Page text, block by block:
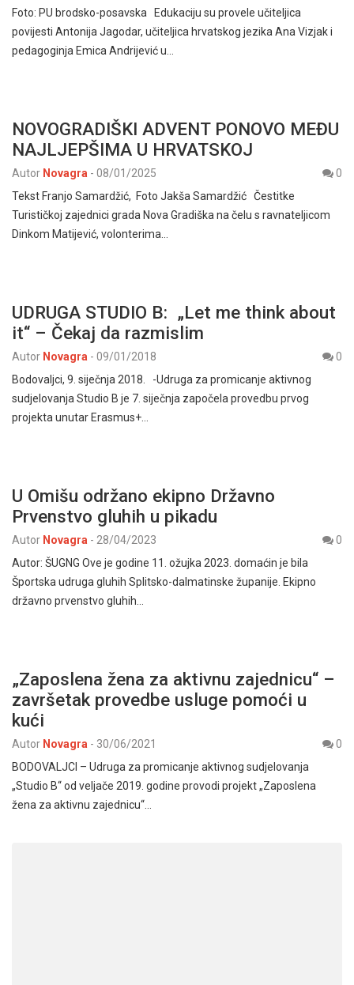
Foto: PU brodsko-posavska Edukaciju su provele učiteljica
povijesti Antonija Jagodar, učiteljica hrvatskog jezika Ana Vizjak i
pedagoginja Emica Andrijević u…
NOVOGRADIŠKI ADVENT PONOVO MEĐU
NAJLJEPŠIMA U HRVATSKOJ
Autor Novagra - 08/01/2025
0
Tekst Franjo Samardžić, Foto Jakša Samardžić Čestitke
Turističkoj zajednici grada Nova Gradiška na čelu s ravnateljicom
Dinkom Matijević, volonterima…
UDRUGA STUDIO B: „Let me think about
it“ – Čekaj da razmislim
Autor Novagra - 09/01/2018
0
Bodovaljci, 9. siječnja 2018. -Udruga za promicanje aktivnog
sudjelovanja Studio B je 7. siječnja započela provedbu prvog
projekta unutar Erasmus+…
U Omišu održano ekipno Državno
Prvenstvo gluhih u pikadu
Autor Novagra - 28/04/2023
0
Autor: ŠUGNG Ove je godine 11. ožujka 2023. domaćin je bila
Športska udruga gluhih Splitsko-dalmatinske županije. Ekipno
državno prvenstvo gluhih…
„Zaposlena žena za aktivnu zajednicu“ –
završetak provedbe usluge pomoći u
kući
Autor Novagra - 30/06/2021
0
BODOVALJCI – Udruga za promicanje aktivnog sudjelovanja
„Studio B“ od veljače 2019. godine provodi projekt „Zaposlena
žena za aktivnu zajednicu“…